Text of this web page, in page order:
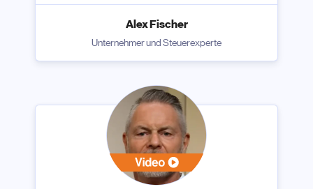
Alex Fischer
Unternehmer und Steuerexperte